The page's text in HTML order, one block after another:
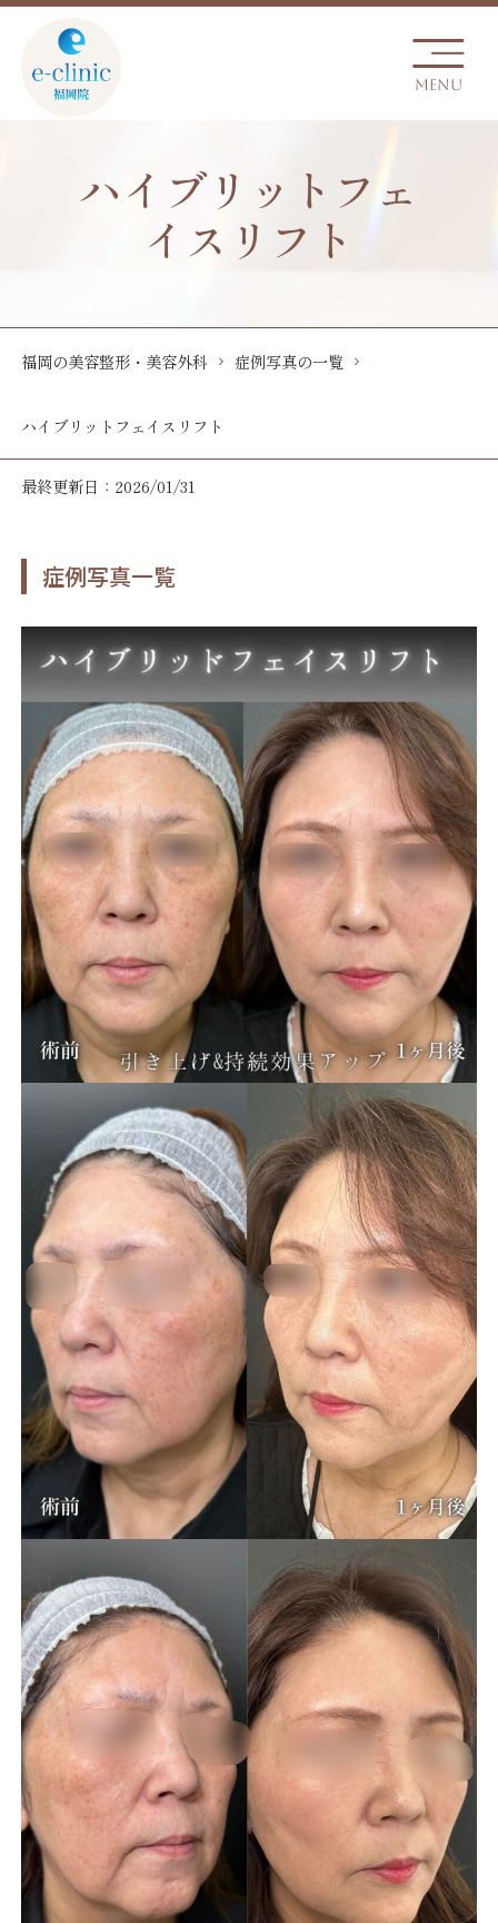
ハイブリットフェ
イスリフト
福岡の美容整形・美容外科 症例写真の一覧
ハイブリットフェイスリフト
最終更新日：2026/01/31
症例写真一覧